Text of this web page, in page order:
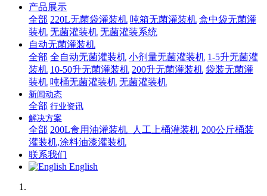
产品展示
全部 220L无菌袋灌装机 吨箱无菌灌装机 盒中袋无菌灌
装机 无菌灌装机 无菌灌装系统
自动无菌灌装机
全部 全自动无菌灌装机 小剂量无菌灌装机 1-5升无菌灌
装机 10-50升无菌灌装机 200升无菌灌装机 袋装无菌灌
装机 吨桶无菌灌装机 无菌灌装机
新闻动态
全部 行业资讯
解决方案
全部 200L食用油灌装机_人工上桶灌装机 200公斤桶装
灌装机,涂料油漆灌装机
联系我们
English